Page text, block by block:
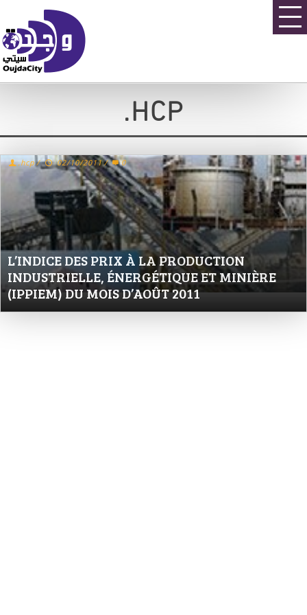
.HCP
L’INDICE DES PRIX À LA PRODUCTION
INDUSTRIELLE, ÉNERGÉTIQUE ET MINIÈRE
(IPPIEM) DU MOIS D’AOÛT 2011
.hcp / 02/10/2011 / 0